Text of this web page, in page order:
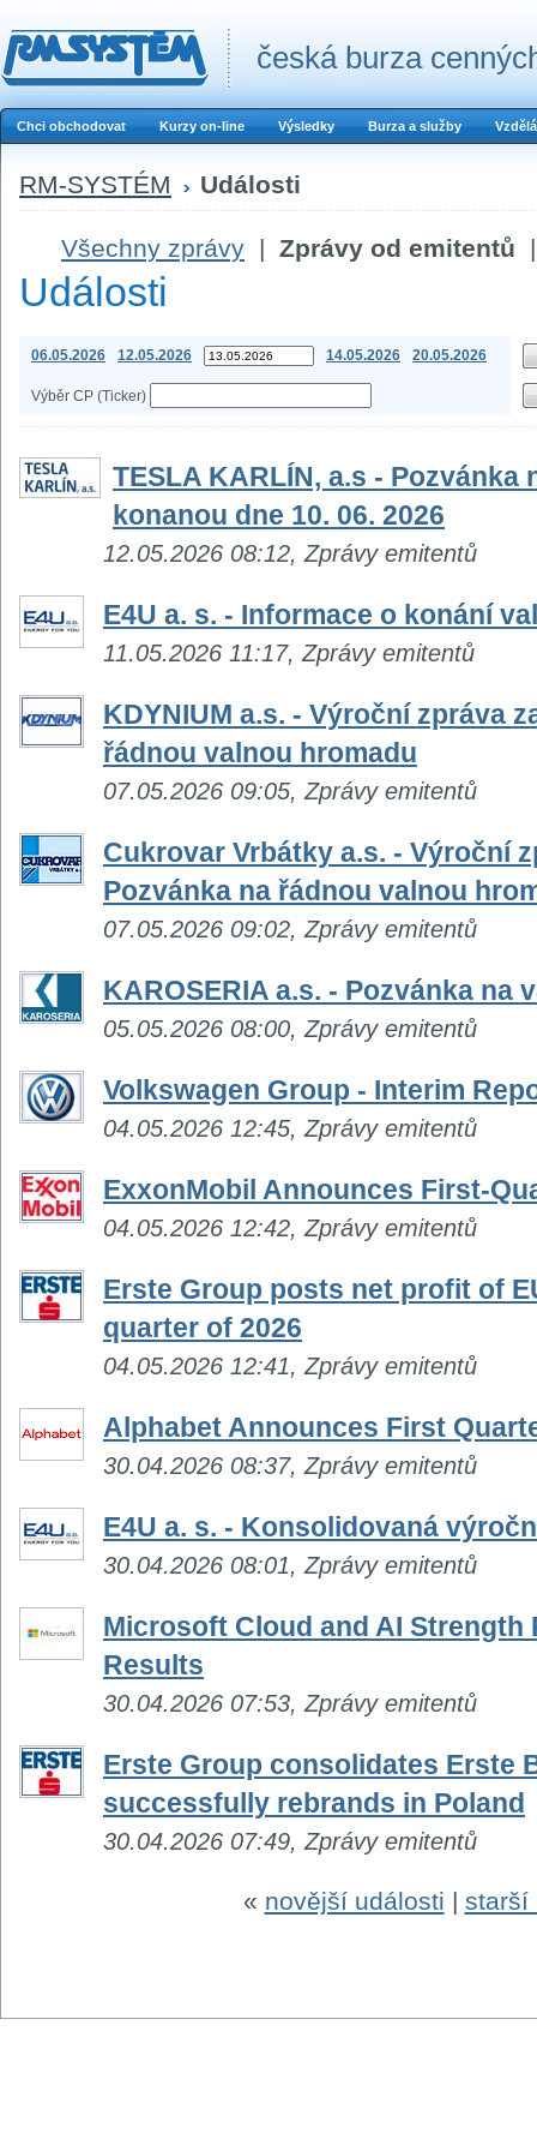
česká burza
Chci obchodovat Kurzy on-line Výsledky Burza a služby
RM-SYSTÉM Události
Všechny zprávy | Zprávy od emitentů |
Události
06.05.2026 12.05.2026 14.05.2026 20.05.2026
Výběr CP (Ticker)
TESLA KARLÍN, a.s - Pozvánka
konanou dne 10. 06. 2026
12.05.2026 08:12, Zprávy emitentů
E4U a. s. - Informace o konání
11.05.2026 11:17, Zprávy emitentů
KDYNIUM a.s. - Výroční zpráva
řádnou valnou hromadu
07.05.2026 09:05, Zprávy emitentů
Cukrovar Vrbátky a.s. - Výroční
Pozvánka na řádnou valnou
07.05.2026 09:02, Zprávy emitentů
KAROSERIA a.s. - Pozvánka na
05.05.2026 08:00, Zprávy emitentů
Volkswagen Group - Interim
04.05.2026 12:45, Zprávy emitentů
ExxonMobil Announces First-
04.05.2026 12:42, Zprávy emitentů
Erste Group posts net profit of
quarter of 2026
04.05.2026 12:41, Zprávy emitentů
Alphabet Announces First
30.04.2026 08:37, Zprávy emitentů
E4U a. s. - Konsolidovaná
30.04.2026 08:01, Zprávy emitentů
Microsoft Cloud and AI Strength
Results
30.04.2026 07:53, Zprávy emitentů
Erste Group consolidates Erste
successfully rebrands in Poland
30.04.2026 07:49, Zprávy emitentů
« novější události | starší